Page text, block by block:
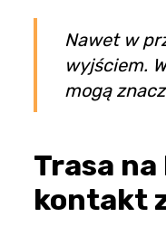
Nawet w
wyjściem.
mogą
Trasa
kontakt